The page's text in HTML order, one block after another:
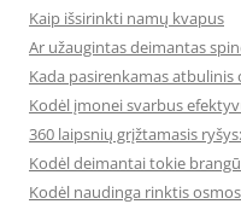
Kaip išsirinkti namų kvapus
Ar užaugintas deimantas
Kada pasirenkamas atbulinis
Kodėl įmonei svarbus
360 laipsnių grįžtamasis
Kodėl deimantai tokie
Kodėl naudinga rinktis